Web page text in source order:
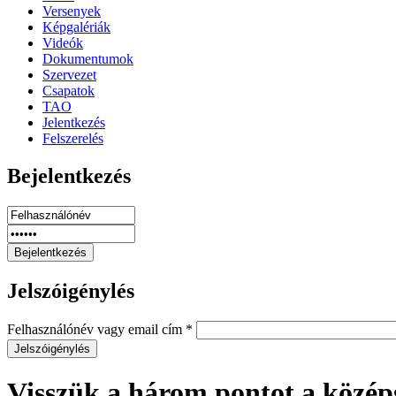
Versenyek
Képgalériák
Videók
Dokumentumok
Szervezet
Csapatok
TAO
Jelentkezés
Felszerelés
Bejelentkezés
Jelszóigénylés
Felhasználónév vagy email cím *